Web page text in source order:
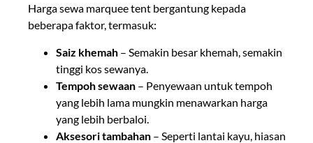
Harga sewa marquee tent bergantung kepada
beberapa faktor, termasuk:
Saiz khemah – Semakin besar khemah, semakin
tinggi kos sewanya.
Tempoh sewaan – Penyewaan untuk tempoh
yang lebih lama mungkin menawarkan harga
yang lebih berbaloi.
Aksesori tambahan – Seperti lantai kayu, hiasan